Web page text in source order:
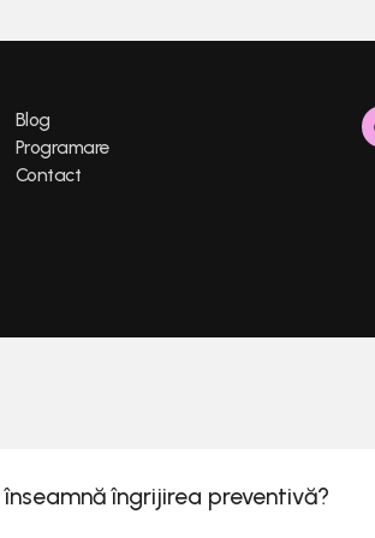
Blog
Programare
Contact
înseamnă îngrijirea preventivă?